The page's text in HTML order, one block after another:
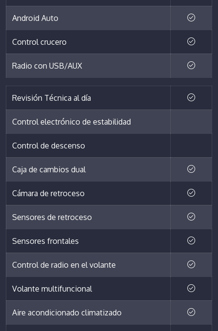
Android Auto
Control crucero
Radio con USB/AUX
Revisión Técnica al día
Control electrónico de estabilidad
Control de descenso
Caja de cambios dual
Cámara de retroceso
Sensores de retroceso
Sensores frontales
Control de radio en el volante
Volante multifuncional
Aire acondicionado climatizado